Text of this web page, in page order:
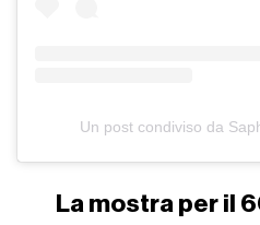
Un post condiviso da
La mostra per il